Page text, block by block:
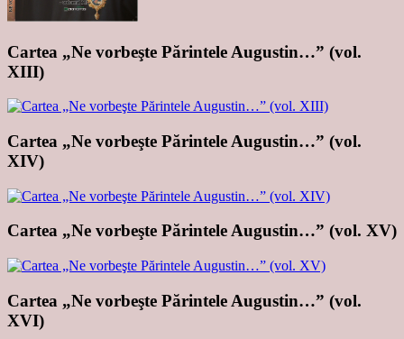
Cartea „Ne vorbeşte Părintele Augustin…” (vol.
XIII)
Cartea „Ne vorbeşte Părintele Augustin…” (vol.
XIV)
Cartea „Ne vorbeşte Părintele Augustin…” (vol. XV)
Cartea „Ne vorbeşte Părintele Augustin…” (vol.
XVI)